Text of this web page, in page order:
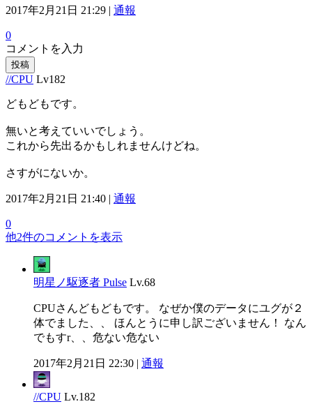
2017年2月21日 21:29 | 通報
0
コメントを入力
投稿
//CPU Lv182
どもどもです。
無いと考えていいでしょう。
これから先出るかもしれませんけどね。
さすがにないか。
2017年2月21日 21:40 | 通報
0
他2件のコメントを表示
明星ノ駆逐者 Pulse Lv.68
CPUさんどもどもです。 なぜか僕のデータにユグが２
体でました、、 ほんとうに申し訳ございません！ なん
でもすr、、危ない危ない
2017年2月21日 22:30 | 通報
//CPU Lv.182